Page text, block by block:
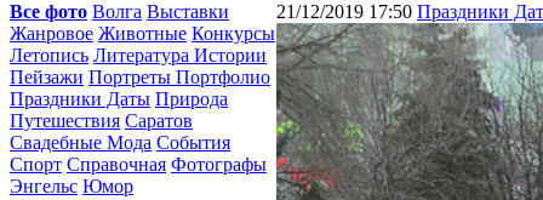
Все фото Волга Выставки
Жанровое Животные Конкурсы
Летопись Литература Истории
Пейзажи Портреты Портфолио
Праздники Даты Природа
Путешествия Саратов
Свадебные Мода События
Спорт Справочная Фотографы
Энгельс Юмор
21/12/2019 17:50 Праздники